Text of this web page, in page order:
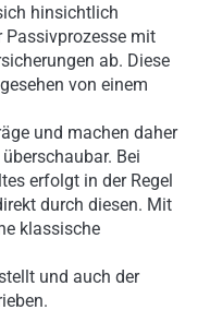
hinsichtlich
mit
ab. Diese
von einem
und machen daher
Bei
erfolgt in der Regel
durch diesen. Mit
klassische
und auch der